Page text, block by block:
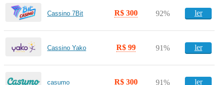
Cassino 7Bit R$ 300 92% ler
Cassino Yako R$ 99 91% ler
casumo R$ 300 91% ler